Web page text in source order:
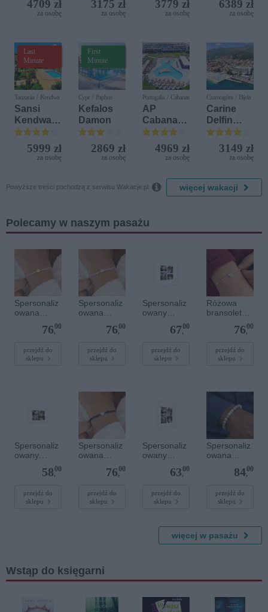
del Mare)
4709 zł
za osobę
3175 zł
za osobę
3779 zł
za osobę
Resort by
Diamonds
6389 zł
za osobę
Last
Minute
Tanzania / Kendwa
Sansi
Kendwa
Beach
Resort
5999 zł
za osobę
First
Minute
Cypr / Paphos
Kefalos
Damon
2869 zł
za osobę
Portugalia / Cabanas
AP
Cabanas
Beach &
Nature
4969 zł
za osobę
Czarnogóra / Bijela
Carine
Delfin
Bijela (ex.
Iberostar
Bijela
3149 zł
za osobę
Powyższe treści pochodzą z serwisu Wakacje.pl.  więcej wakacji
Polecamy w naszym pasażu
Spersonaliz
owana
bransoletka
sznurkowa -
Złote kółko
76,
00
przejdź do
sklepu
Spersonaliz
owana
bransoletka
sznurkowa -
Srebrne
kółko
76,
00
przejdź do
sklepu
Spersonaliz
owany
plakat - 40 x
67,
00
przejdź do
sklepu
Różowa
bransoletka
dla dzieci -
owana -
Srebrne
76,
00
przejdź do
sklepu
Spersonaliz
owany
plakat - 30 x
58,
00
przejdź do
sklepu
Spersonaliz
owana
bransoletka
sznurkowa -
Srebrne
serce
76,
00
przejdź do
sklepu
Spersonaliz
owany
plakat - 30 x
63,
00
przejdź do
sklepu
Spersonaliz
owana
bransoletka
szlachetnym
i - Szary - M
84,
00
przejdź do
sklepu
więcej w pasażu
Wstąp do księgarni